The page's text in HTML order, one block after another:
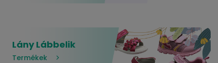
Lány Lábbelik
Termékek